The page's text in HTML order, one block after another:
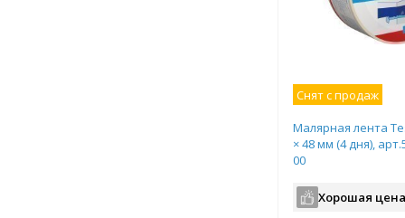
Снят с продаж
Малярная лента
× 48 мм (4 дня),
00
Хорошая